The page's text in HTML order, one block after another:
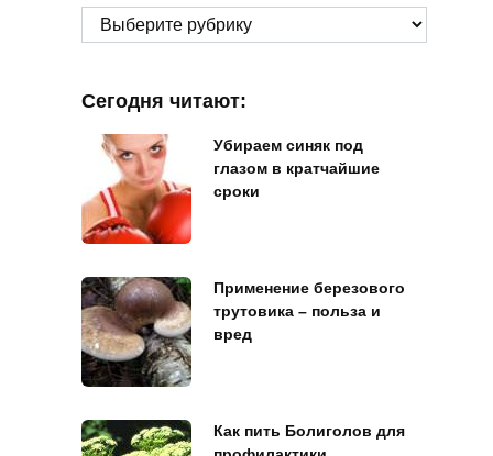
Рубрики
Сегодня читают:
Убираем синяк под
глазом в кратчайшие
сроки
Применение березового
трутовика – польза и
вред
Как пить Болиголов для